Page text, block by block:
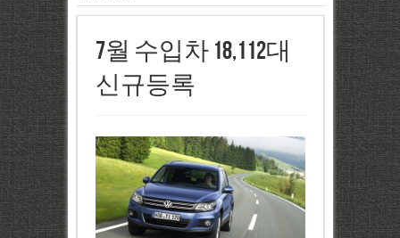
7월 수입차 18,112대
신규등록